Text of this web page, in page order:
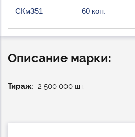
СКм351 60 коп.
Описание марки:
Тираж 2 500 000 шт.